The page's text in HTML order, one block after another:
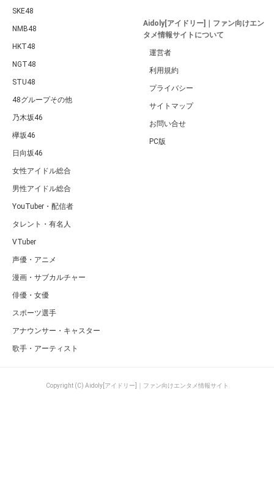
SKE48
NMB48
HKT48
NGT48
STU48
48グループその他
乃木坂46
欅坂46
日向坂46
女性アイドル総合
男性アイドル総合
YouTuber・配信者
タレント・有名人
VTuber
声優・アニメ
漫画・サブカルチャー
俳優・女優
スポーツ選手
アナウンサー・キャスター
歌手・アーティスト
Aidoly[アイドリー]｜ファン向けエン
タメ情報サイトについて
運営者
利用規約
プライバシー
サイトマップ
お問い合せ
PC版
Copyright (C) Aidoly[アイドリー]｜ファン向けエンタメ情報サイト